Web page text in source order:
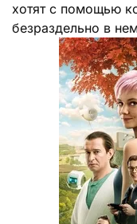
хотят с помощью
безраздельно в